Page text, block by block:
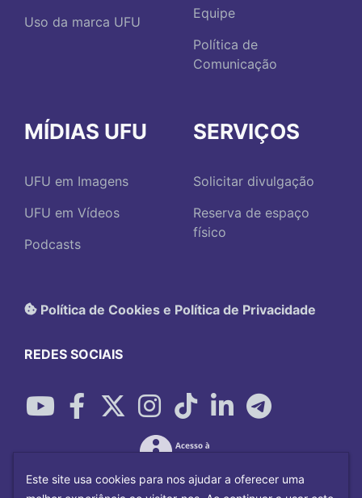
Uso da marca UFU
Equipe
Política de
Comunicação
MÍDIAS UFU
UFU em Imagens
UFU em Vídeos
Podcasts
SERVIÇOS
Solicitar divulgação
Reserva de espaço
físico
Política de Cookies e Política de Privacidade
REDES SOCIAIS
Este site usa cookies para nos ajudar a oferecer uma